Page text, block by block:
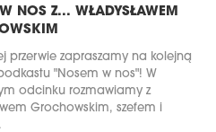
NOS Z... WŁADYSŁAWEM
przerwie zapraszamy na kolejną
"Nosem w nos"! W
odcinku rozmawiamy z
Grochowskim, szefem i